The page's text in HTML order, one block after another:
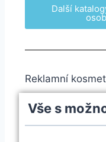
Další
Reklamní
Vše s